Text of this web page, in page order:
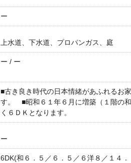
ー
上水道、下水道、プロパンガス、庭
ー / ー
■古き良き時代の日本情緒があふれるお
す。 ■昭和６１年６月に増築（１階の
く６ＤＫとなります。
ー
6DK(和６．５／６．５／６洋８／１４．